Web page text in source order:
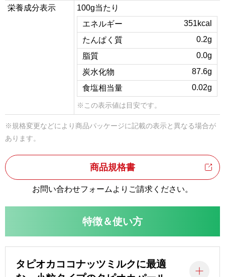
栄養成分表示
100g当たり
エネルギー
351kcal
たんぱく質
0.2g
脂質
0.0g
炭水化物
87.6g
食塩相当量
0.02g
※この表示値は目安です。
※規格変更などにより商品パッケージに記載の表示と異なる場合が
あります。
商品規格書
お問い合わせフォームよりご請求ください。
特徴＆使い方
タピオカココナッツミルクに最適